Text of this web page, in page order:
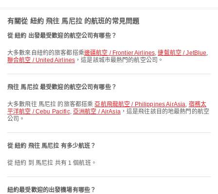
有關從 紐約 飛往 馬尼拉 的航班的常見問題
從 紐約 出發最受歡迎的航空公司有哪些？
大多數來自紐約的旅客都搭乘邊疆航空 / Frontier Airlines,捷藍航空 / JetBlue,
聯合航空 / United Airlines ，這是該城市最熱門的航空公司。
飛往 馬尼拉 最受歡迎的航空公司有哪些？
大多數飛往 馬尼拉 的旅客都搭乘亞航飛龍航空 / Philippines AirAsia, 宿務太
平洋航空 / Cebu Pacific, 亞洲航空 / AirAsia，這是飛往該目的地最熱門的航空
公司。
從 紐約 飛往 馬尼拉 有多少航班？
從 紐約 到 馬尼拉 共有 1 個航班。
紐約最受歡迎的出發機場有哪些？